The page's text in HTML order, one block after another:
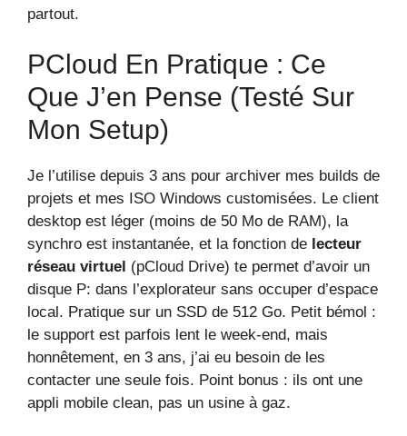
partout.
PCloud En Pratique : Ce
Que J’en Pense (testé Sur
Mon Setup)
Je l’utilise depuis 3 ans pour archiver mes builds de
projets et mes ISO Windows customisées. Le client
desktop est léger (moins de 50 Mo de RAM), la
synchro est instantanée, et la fonction de lecteur
réseau virtuel (pCloud Drive) te permet d’avoir un
disque P: dans l’explorateur sans occuper d’espace
local. Pratique sur un SSD de 512 Go. Petit bémol :
le support est parfois lent le week-end, mais
honnêtement, en 3 ans, j’ai eu besoin de les
contacter une seule fois. Point bonus : ils ont une
appli mobile clean, pas un usine à gaz.